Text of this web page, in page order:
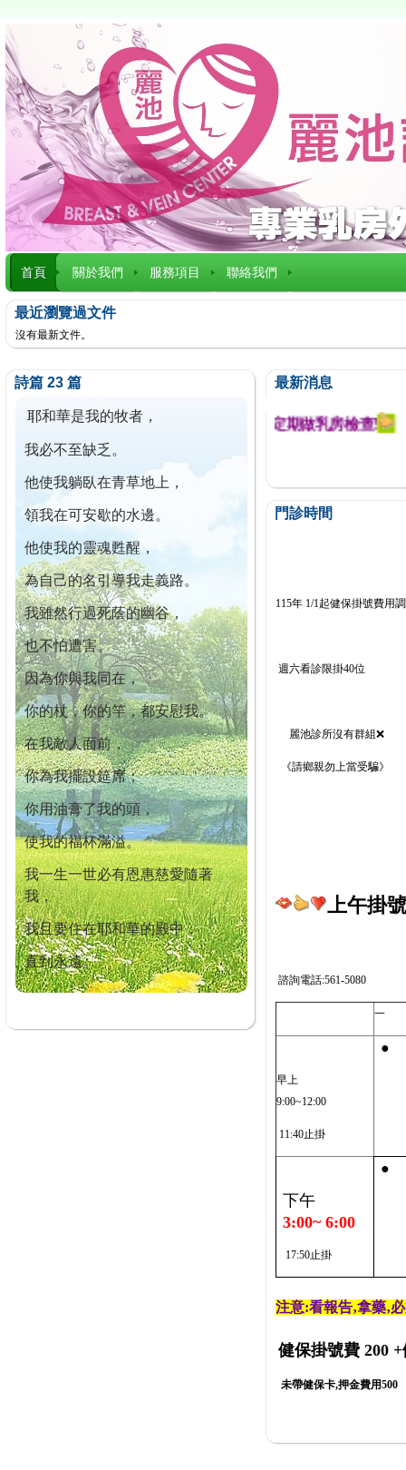
首頁 關於我們 服務項目 聯絡我們
最近瀏覽過文件
沒有最新文件。
詩篇 23 篇
耶和華是我的牧者，
我必不至缺乏。
他使我躺臥在青草地上，
領我在可安歇的水邊。
他使我的靈魂甦醒，
為自己的名引導我走義路。
我雖然行過死蔭的幽谷，
也不怕遭害。
因為你與我同在，
你的杖，你的竿，都安慰我。
在我敵人面前，
你為我擺設筵席；
你用油膏了我的頭，
使我的福杯滿溢。
我一生一世必有恩惠慈愛隨著
我，
我且要住在耶和華的殿中，
直到永遠。
最新消息
迄今已篩檢出1700位乳癌患者,提醒您定期做乳房檢查!
門診時間
115年 1/1起健保掛號費用
週六看診限掛40位
麗池診所沒有群組❌
《請鄉親勿上當受騙》
上午掛
諮詢電話:561-5080
一
早上
9:00~12:00
11:40止掛
●
下午
3:00~ 6:00
17:50止掛
●
注意:看報告‚拿藥‚
健保掛號費 200 +
未帶健保卡,押金費用500